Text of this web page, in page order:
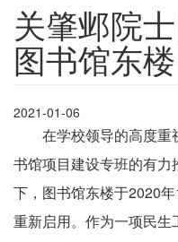
关肇邺院
图书馆东楼
2021-01-06
在学校领导的高度重
书馆项目建设专班的有
下，图书馆东楼于2020
重新启用。作为一项民